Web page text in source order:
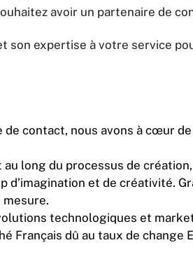
avoir un partenaire de
son expertise à votre service
contact, nous avons à cœur
long du processus de
et de créativité.
mesure.
technologiques et
Français dû au taux de